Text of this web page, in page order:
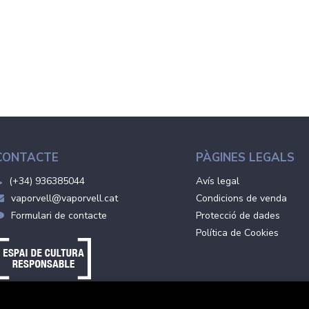
(+34) 936385044
vaporvell@vaporvell.cat
Formulari de contacte
PÀGINES LEGALS
Avís legal
Condicions de venda
Protecció de dades
Política de Cookies